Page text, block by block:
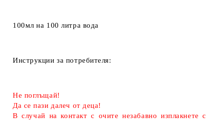
100млна 100 литра вода
Инструкции за потребителя:
Не поглъщай!
Да се пази далеч от деца!
В случай на контакт с очите незабавно изплакнете с